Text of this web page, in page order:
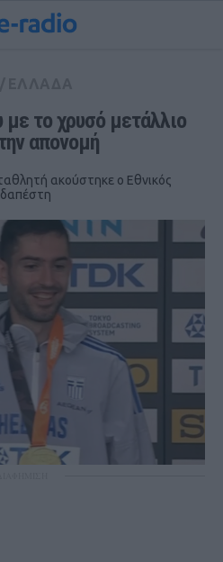
το χρυσό μετάλλιο
απονομή
ακούστηκε ο Εθνικός